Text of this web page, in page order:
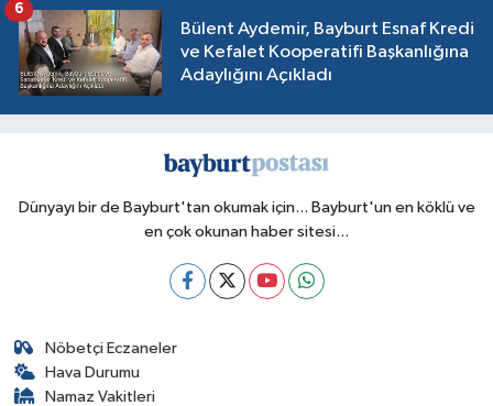
Bülent Aydemir, Bayburt Esnaf Kredi
ve Kefalet Kooperatifi Başkanlığına
Adaylığını Açıkladı
6
Dünyayı bir de Bayburt'tan okumak için... Bayburt'un en köklü ve
en çok okunan haber sitesi...
Nöbetçi Eczaneler
Hava Durumu
Namaz Vakitleri